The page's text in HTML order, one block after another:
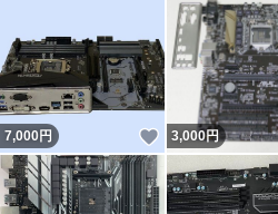
7,000円 いいね！
3,000円